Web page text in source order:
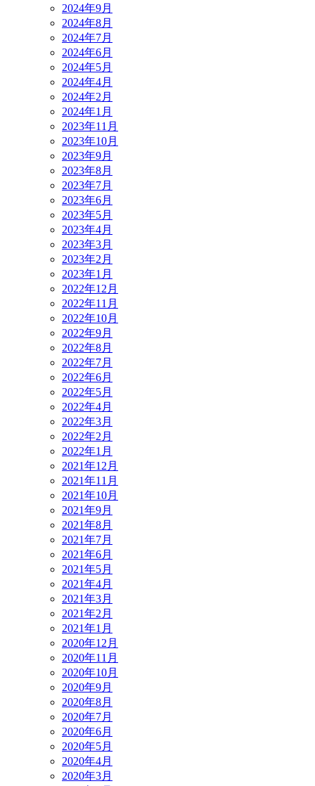
2024年9月
2024年8月
2024年7月
2024年6月
2024年5月
2024年4月
2024年2月
2024年1月
2023年11月
2023年10月
2023年9月
2023年8月
2023年7月
2023年6月
2023年5月
2023年4月
2023年3月
2023年2月
2023年1月
2022年12月
2022年11月
2022年10月
2022年9月
2022年8月
2022年7月
2022年6月
2022年5月
2022年4月
2022年3月
2022年2月
2022年1月
2021年12月
2021年11月
2021年10月
2021年9月
2021年8月
2021年7月
2021年6月
2021年5月
2021年4月
2021年3月
2021年2月
2021年1月
2020年12月
2020年11月
2020年10月
2020年9月
2020年8月
2020年7月
2020年6月
2020年5月
2020年4月
2020年3月